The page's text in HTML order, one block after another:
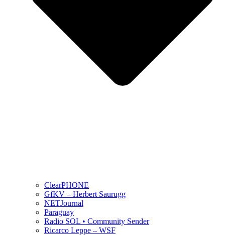
ClearPHONE
GfKV – Herbert Saurugg
NETJournal
Paraguay
Radio SOL • Community Sender
Ricarco Leppe – WSF